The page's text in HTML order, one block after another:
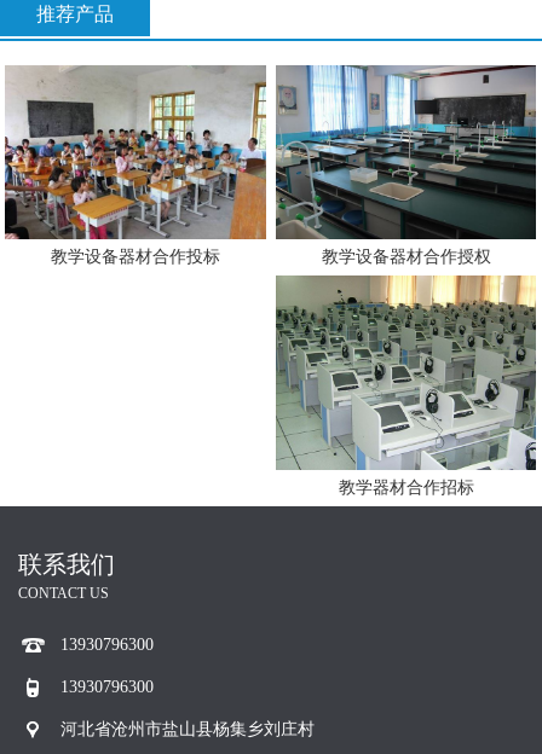
推荐产品
教学设备器材合作投标 教学设备器材合作授权
教学器材合作招标
联系我们
CONTACT US
13930796300
13930796300
河北省沧州市盐山县杨集乡刘庄村